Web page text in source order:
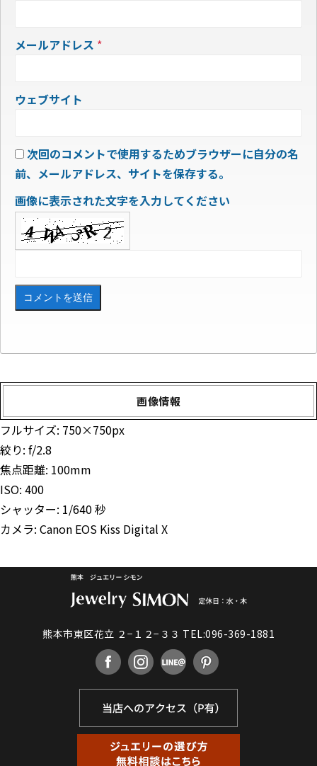
メールアドレス *
ウェブサイト
次回のコメントで使用するためブラウザーに自分の名
前、メールアドレス、サイトを保存する。
画像に表示された文字を入力してください
画像情報
フルサイズ: 750×750px
絞り: f/2.8
焦点距離: 100mm
ISO: 400
シャッター: 1/640 秒
カメラ: Canon EOS Kiss Digital X
熊本市東区花立 ２−１２−３３ TEL:096-369-1881